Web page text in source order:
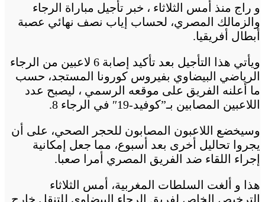
و راج منذ أمس الثلاثاء ، خبر تأجيل مباراة الرجاء
والزمالك المصري، لحساب إياب نصف نهائي عصبة
أبطال أفريقيا.
ويأتي هذا التأجيل بعد تأكيد إصابة 6 لاعبين من الرجاء
الرياضي البيضاوي بفيروس كورونا المستجد، حسب
ما أعلنه الفريق على موقعه الرسمي ، ليصبح عدد
اللاعبين المصابين بـ”كوفيد-19″ في الرجاء 8.
وسيخضع اللاعبون المصابون للحجر الصحي، على أن
يجروا تحاليل أخرى بعد أسبوع، مما جعل إمكانية
إجراء اللقاء ضد الفريق المصري أمرا صعبا.
هذا و ألغت السلطات المغربية، أمس الثلاثاء
الترخيص الخاص لفريق الرجاء البيضاوي للتنقل خارج